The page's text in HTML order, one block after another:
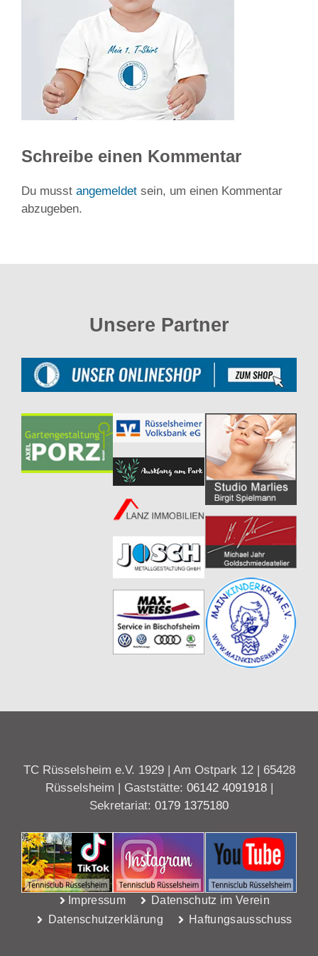
Schreibe einen Kommentar
Du musst angemeldet sein, um einen Kommentar
abzugeben.
Unsere Partner
TC Rüsselsheim e.V. 1929 | Am Ostpark 12 | 65428
Rüsselsheim | Gaststätte: 06142 4091918|
Sekretariat: 0179 1375180
Impressum
Datenschutz im Verein
Datenschutzerklärung
Haftungsausschuss